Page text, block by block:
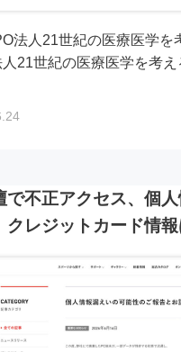
法人21世紀の医療医学を
人21世紀の医療医学を考
で不正アクセス、個
レジットカード情報